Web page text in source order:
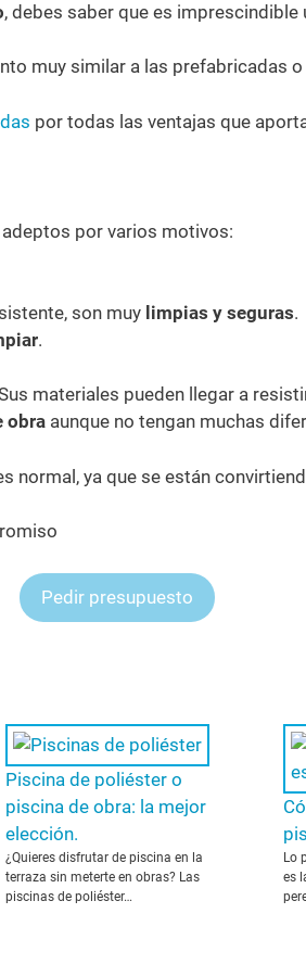
, debes saber que es
muy similar a las prefabricadas
por todas las ventajas que
por varios motivos:
son muy limpias y seguras.
.
materiales pueden llegar a
obra aunque no tengan muchas
ya que se están
Pedir presupuesto
Piscina de poliéster o
piscina de obra: la mejor
elección.
¿Quieres disfrutar de piscina en la
terraza sin meterte en obras? Las
piscinas de poliéster…
Lo
es